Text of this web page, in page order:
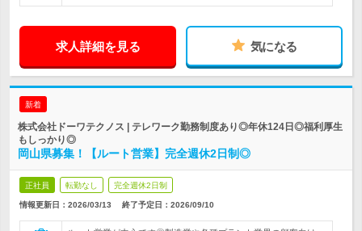
求人詳細を見る 気になる
新着
株式会社ドーワテクノス | テレワーク勤務制度あり◎年休124日◎福利厚生
もしっかり◎
岡山県募集！【ルート営業】完全週休2日制◎
正社員 転勤なし 完全週休2日制
情報更新日：2026/03/13 終了予定日： 2026/09/10